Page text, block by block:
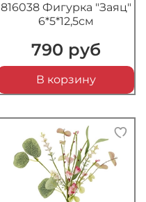
816038 Фигурка "Заяц"
6*5*12,5см
790 руб
В корзину